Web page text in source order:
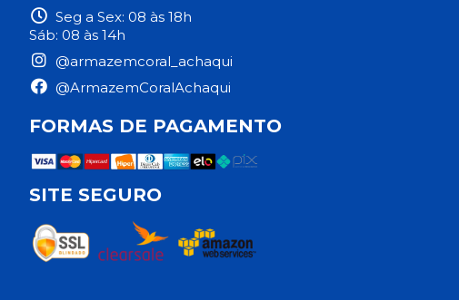
Seg a Sex: 08 às 18h
Sáb: 08 às 14h
@armazemcoral_achaqui
@ArmazemCoralAchaqui
FORMAS DE PAGAMENTO
SITE SEGURO